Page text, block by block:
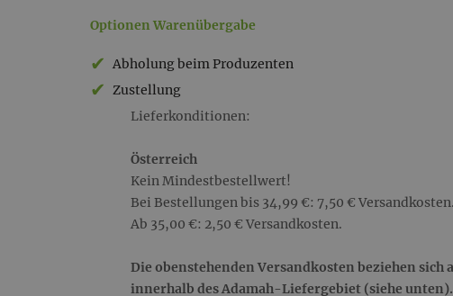
Warenübergabe
&
Lieferkonditionen
Optionen Warenübergabe
Abholung beim Produzenten
Zustellung
Lieferkonditionen:
Österreich
Kein Mindestbestellwert!
Bei Bestellungen bis 34,99 €: 7,50 € Versandkosten.
Ab 35,00 €: 2,50 € Versandkosten.
Die obenstehenden Versandkosten beziehen sich
innerhalb des Adamah-Liefergebiet (siehe unten).